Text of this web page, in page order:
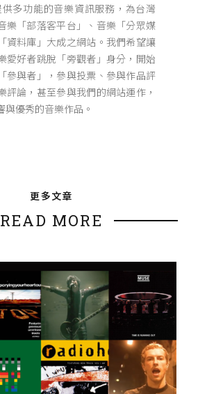
供多功能的音樂資訊服務，為台灣
樂「部落客平台」、音樂「分眾媒
資料庫」大成之網站。我們希望讓
愛好者跳脫「旁觀者」身分，開始
參與者」，參與投票、參與作品評
評論，甚至參與我們的網站運作，
與優秀的音樂作品。
更多文章
READ MORE